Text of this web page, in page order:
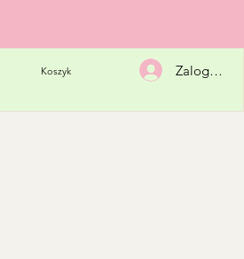
Koszyk Zaloguj się